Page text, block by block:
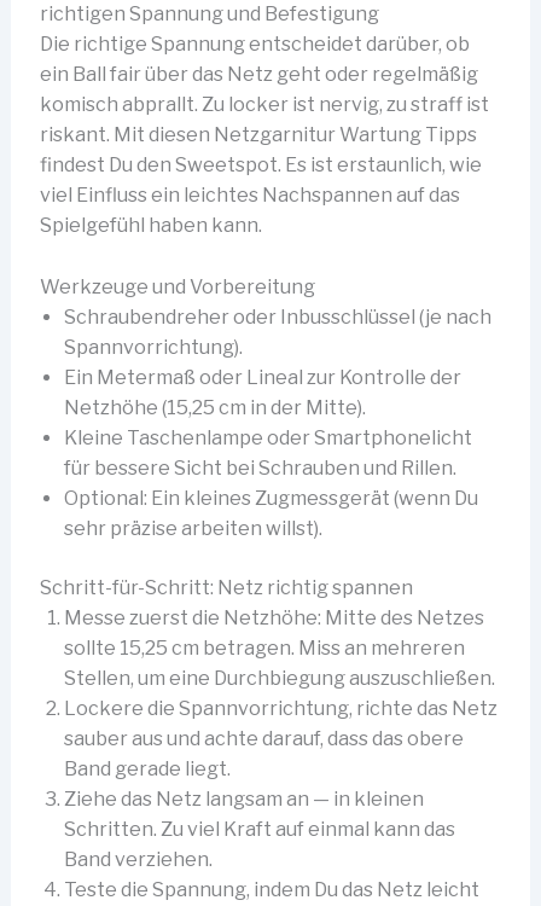
richtigen Spannung und Befestigung
Die richtige Spannung entscheidet darüber, ob
ein Ball fair über das Netz geht oder regelmäßig
komisch abprallt. Zu locker ist nervig, zu straff ist
riskant. Mit diesen Netzgarnitur Wartung Tipps
findest Du den Sweetspot. Es ist erstaunlich, wie
viel Einfluss ein leichtes Nachspannen auf das
Spielgefühl haben kann.
Werkzeuge und Vorbereitung
Schraubendreher oder Inbusschlüssel (je nach
Spannvorrichtung).
Ein Metermaß oder Lineal zur Kontrolle der
Netzhöhe (15,25 cm in der Mitte).
Kleine Taschenlampe oder Smartphonelicht
für bessere Sicht bei Schrauben und Rillen.
Optional: Ein kleines Zugmessgerät (wenn Du
sehr präzise arbeiten willst).
Schritt-für-Schritt: Netz richtig spannen
Messe zuerst die Netzhöhe: Mitte des Netzes
sollte 15,25 cm betragen. Miss an mehreren
Stellen, um eine Durchbiegung auszuschließen.
Lockere die Spannvorrichtung, richte das Netz
sauber aus und achte darauf, dass das obere
Band gerade liegt.
Ziehe das Netz langsam an — in kleinen
Schritten. Zu viel Kraft auf einmal kann das
Band verziehen.
Teste die Spannung, indem Du das Netz leicht